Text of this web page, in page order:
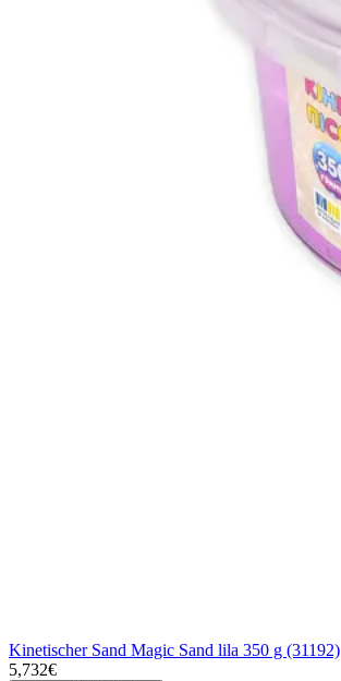
Kinetischer Sand Magic Sand lila 350 g (31192)
5,732€